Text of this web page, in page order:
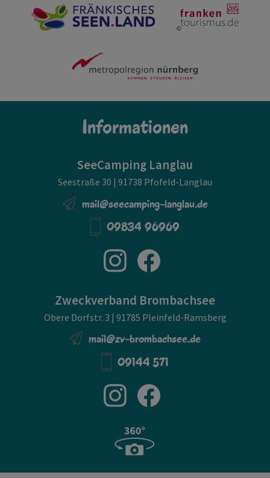
Informationen
SeeCamping Langlau
Seestraße 30 | 91738 Pfofeld-Langlau
mail@seecamping-langlau.de
09834 96969
Zweckverband Brombachsee
Obere Dorfstr. 3 | 91785 Pleinfeld-Ramsberg
mail@zv-brombachsee.de
09144 571